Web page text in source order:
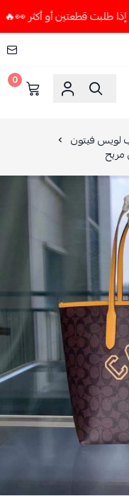
0
لويس فيتون